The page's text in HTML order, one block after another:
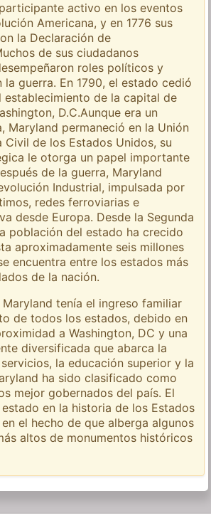
activo en los eventos
Americana, y en 1776 sus
la Declaración de
de sus ciudadanos
roles políticos y
la guerra. En 1790, el estado cedió
establecimiento de la capital de
D.C.Aunque era un
Maryland permaneció en la Unión
Civil de los Estados Unidos, su
le otorga un papel importante
de la guerra, Maryland
Industrial, impulsada por
redes ferroviarias e
desde Europa. Desde la Segunda
población del estado ha crecido
aproximadamente seis millones
encuentra entre los estados más
de la nación.
tenía el ingreso familiar
de todos los estados, debido en
a Washington, DC y una
diversificada que abarca la
la educación superior y la
ha sido clasificado como
mejor gobernados del país. El
en la historia de los Estados
el hecho de que alberga algunos
altos de monumentos históricos